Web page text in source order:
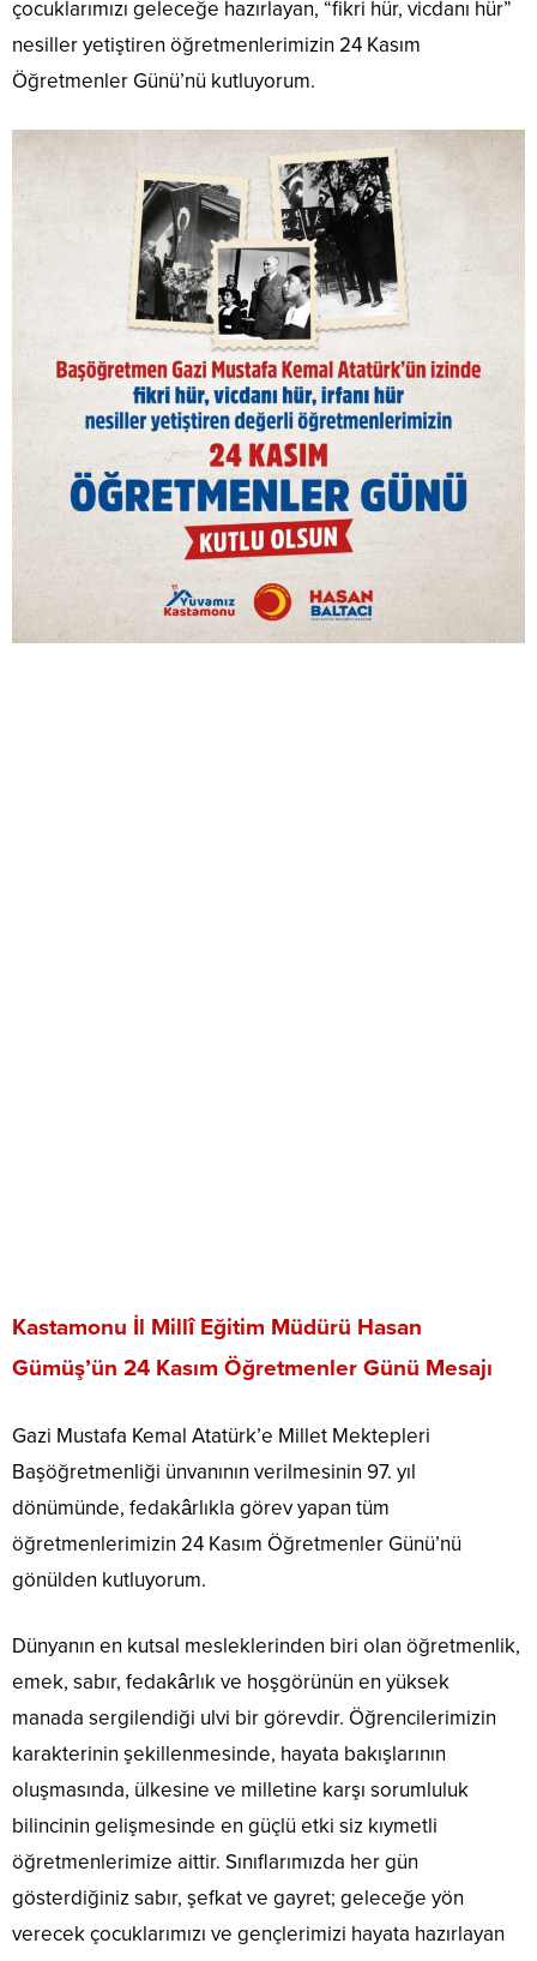
çocuklarımızı geleceğe hazırlayan, “fikri hür, vicdanı hür”
nesiller yetiştiren öğretmenlerimizin 24 Kasım
Öğretmenler Günü’nü kutluyorum.
Kastamonu İl Millî Eğitim Müdürü Hasan
Gümüş’ün 24 Kasım Öğretmenler Günü Mesajı
Gazi Mustafa Kemal Atatürk’e Millet Mektepleri
Başöğretmenliği ünvanının verilmesinin 97. yıl
dönümünde, fedakârlıkla görev yapan tüm
öğretmenlerimizin 24 Kasım Öğretmenler Günü’nü
gönülden kutluyorum.
Dünyanın en kutsal mesleklerinden biri olan öğretmenlik,
emek, sabır, fedakârlık ve hoşgörünün en yüksek
manada sergilendiği ulvi bir görevdir. Öğrencilerimizin
karakterinin şekillenmesinde, hayata bakışlarının
oluşmasında, ülkesine ve milletine karşı sorumluluk
bilincinin gelişmesinde en güçlü etki siz kıymetli
öğretmenlerimize aittir. Sınıflarımızda her gün
gösterdiğiniz sabır, şefkat ve gayret; geleceğe yön
verecek çocuklarımızı ve gençlerimizi hayata hazırlayan